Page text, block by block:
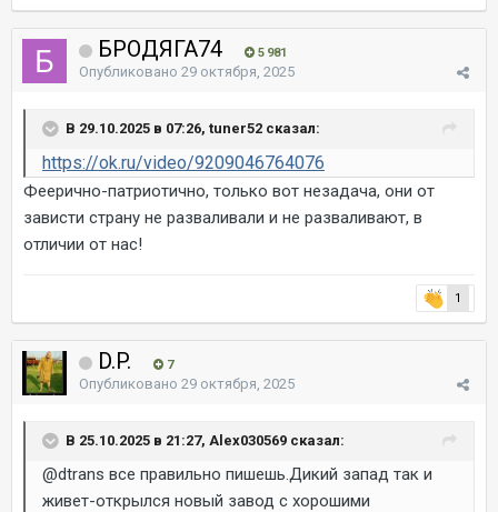
БРОДЯГА74 5 981
Опубликовано 29 октября, 2025
В 29.10.2025 в 07:26, tuner52 сказал:
https://ok.ru/video/9209046764076
Феерично-патриотично, только вот незадача, они от
зависти страну не разваливали и не разваливают, в
отличии от нас!
1
D.P. 7
Опубликовано 29 октября, 2025
В 25.10.2025 в 21:27, Alex030569 сказал:
@dtrans все правильно пишешь.Дикий запад так и
живет-открылся новый завод с хорошими